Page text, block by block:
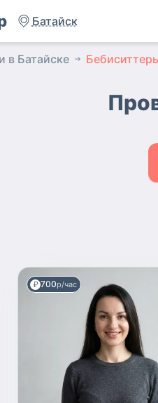
Батайск
в Батайске
700р/час